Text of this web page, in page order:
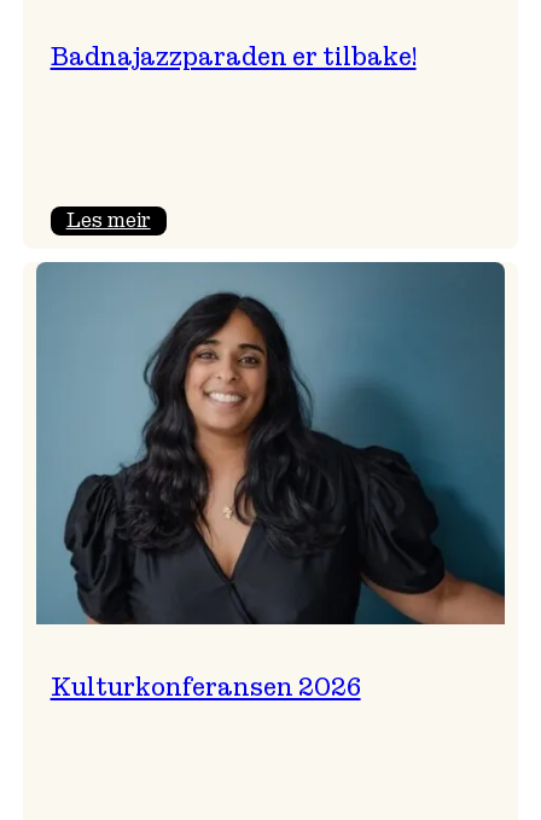
Badnajazzparaden er tilbake!
Les meir:
tilbake!
Kulturkonferansen 2026